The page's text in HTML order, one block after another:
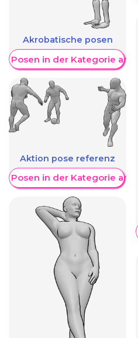
Akrobatische posen
Posen in der Kategorie
Aktion pose referenz
Posen in der Kategorie